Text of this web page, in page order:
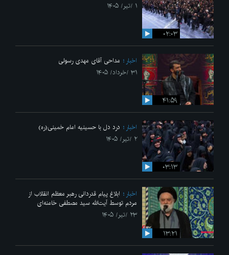
۰۲:۰۳
۱ /تیر/ ۱۴۰۵
۴۱:۵۹
اخبار
مداحی آقای مهدی رسولی
۳۱ /خرداد/ ۱۴۰۵
۰۳:۱۳
اخبار
درد دل با حسینیه امام خمینی(ره)
۲ /تیر/ ۱۴۰۵
۱۳:۲۱
اخبار
ابلاغ پیام قدردانی رهبر معظم انقلاب از
مردم توسط آیت‌الله سید مصطفی خامنه‌ای
۲۳ /تیر/ ۱۴۰۵